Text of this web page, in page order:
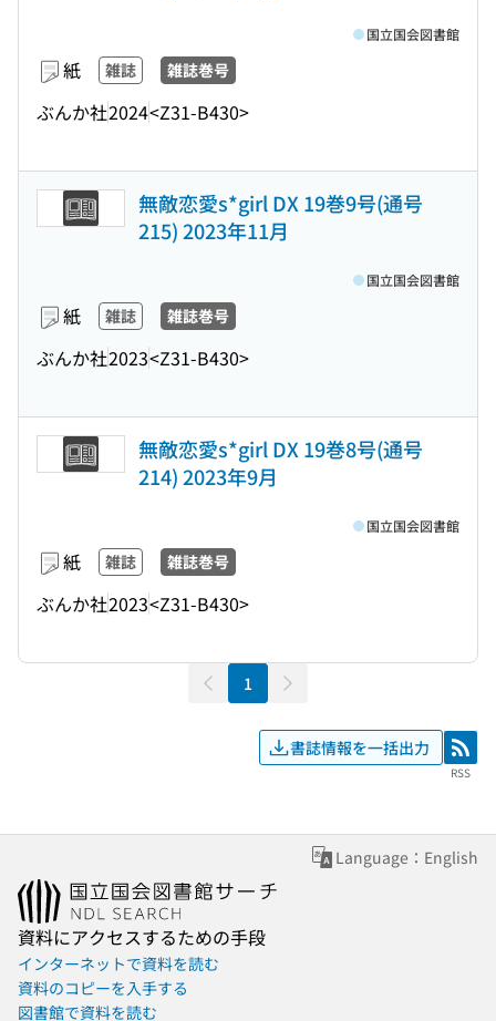
紙 雑誌 雑誌巻号
ぶんか社2024<Z31-B430>
国立国会図書館
無敵恋愛s*girl DX 19巻9号(通号
215) 2023年11月
紙 雑誌 雑誌巻号
ぶんか社2023<Z31-B430>
国立国会図書館
無敵恋愛s*girl DX 19巻8号(通号
214) 2023年9月
紙 雑誌 雑誌巻号
ぶんか社2023<Z31-B430>
国立国会図書館
1
書誌情報を一括出力 RSS
RSS
Language：English
資料にアクセスするための手段
インターネットで資料を読む
資料のコピーを入手する
図書館で資料を読む